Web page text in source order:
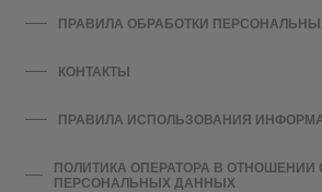
ПРАВИЛА ОБРАБОТКИ
КОНТАКТЫ
ПРАВИЛА ИСПОЛЬЗОВАНИЯ
ПОЛИТИКА ОПЕРАТОРА В ОТНОШЕНИИ
ПЕРСОНАЛЬНЫХ ДАННЫХ